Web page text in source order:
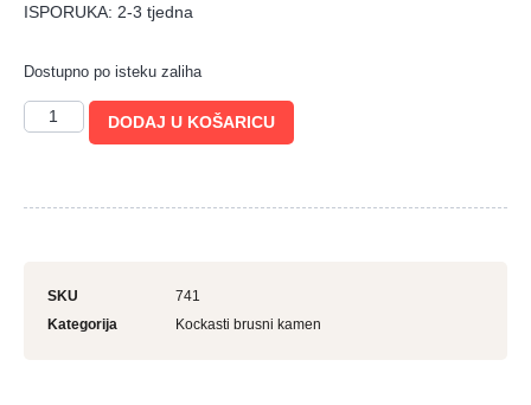
ISPORUKA: 2-3 tjedna
Dostupno po isteku zaliha
DODAJ U KOŠARICU
SKU
741
Kategorija
Kockasti brusni kamen